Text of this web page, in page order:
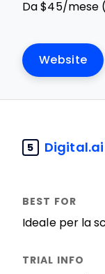
Da $45/mese
Website
5 Digital.ai
Ideale per la